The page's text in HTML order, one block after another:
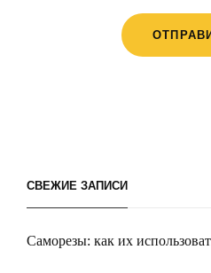
СВЕЖИЕ ЗАПИСИ
Саморезы: как их